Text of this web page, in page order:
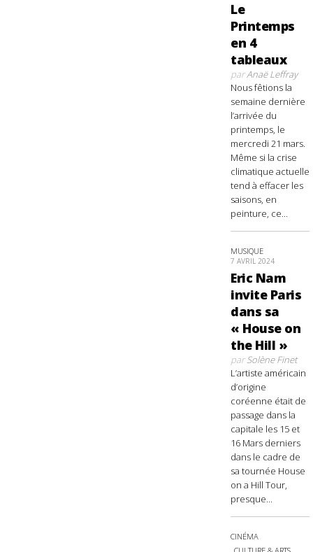
Le
Printemps
en 4
tableaux
parAnaë Leffray
Nous fêtions la
semaine dernière
l’arrivée du
printemps, le
mercredi 21 mars.
Même si la crise
climatique actuelle
tend à effacer les
saisons, en
peinture, ce...
MUSIQUE
7 AVRIL 2024
Eric Nam
invite Paris
dans sa
« House on
the Hill »
parSolène Finet
L’artiste américain
d’origine
coréenne était de
passage dans la
capitale les 15 et
16 Mars derniers
dans le cadre de
sa tournée House
on a Hill Tour,
presque...
CINÉMA